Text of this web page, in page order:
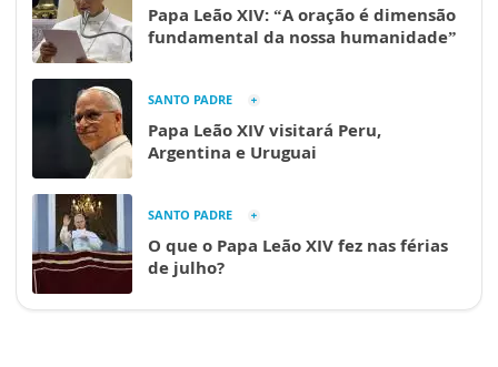
Papa Leão XIV: “A oração é dimensão
fundamental da nossa humanidade”
SANTO PADRE
Papa Leão XIV visitará Peru,
Argentina e Uruguai
SANTO PADRE
O que o Papa Leão XIV fez nas férias
de julho?